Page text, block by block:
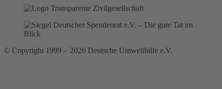
© Copyright 1999 - 2026 Deutsche Umwelthilfe e.V.